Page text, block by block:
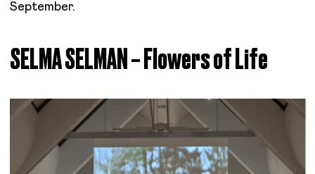
September.
SELMA SELMAN – Flowers of Life